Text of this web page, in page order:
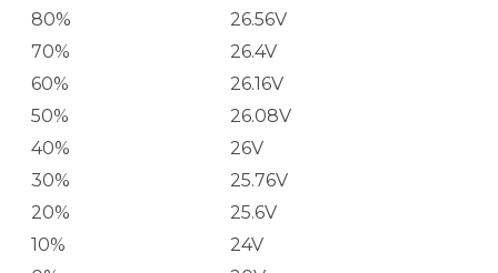
80%
26.56V
70%
26.4V
60%
26.16V
50%
26.08V
40%
26V
30%
25.76V
20%
25.6V
10%
24V